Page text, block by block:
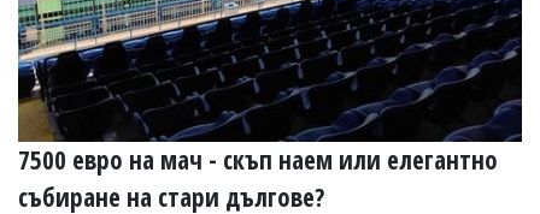
7500 евро на мач - скъп наем или елегантно
събиране на стари дългове?